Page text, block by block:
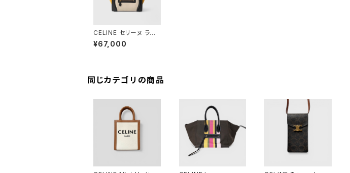
CELINE セリーヌ ラゲ
ージ マイクロショッパ
ー
¥67,000
同じカテゴリの商品